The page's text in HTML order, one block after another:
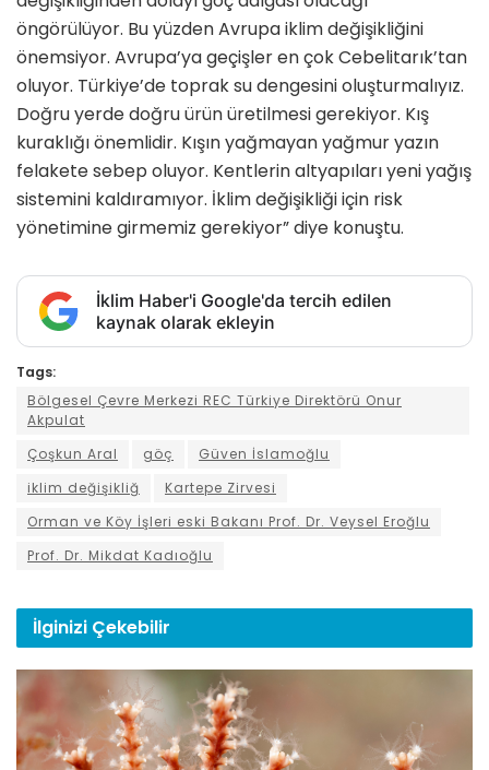
öngörülüyor. Bu yüzden Avrupa iklim değişikliğini
önemsiyor. Avrupa’ya geçişler en çok Cebelitarık’tan
oluyor. Türkiye’de toprak su dengesini oluşturmalıyız.
Doğru yerde doğru ürün üretilmesi gerekiyor. Kış
kuraklığı önemlidir. Kışın yağmayan yağmur yazın
felakete sebep oluyor. Kentlerin altyapıları yeni yağış
sistemini kaldıramıyor. İklim değişikliği için risk
yönetimine girmemiz gerekiyor” diye konuştu.
İklim Haber'i Google'da tercih edilen
kaynak olarak ekleyin
Tags:
Bölgesel Çevre Merkezi REC Türkiye Direktörü Onur
Akpulat
Çoşkun Aral
göç
Güven İslamoğlu
iklim değişikliğ
Kartepe Zirvesi
Orman ve Köy İşleri eski Bakanı Prof. Dr. Veysel Eroğlu
Prof. Dr. Mikdat Kadıoğlu
İlginizi Çekebilir